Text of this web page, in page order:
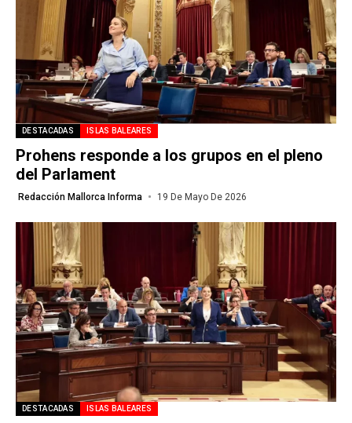
DESTACADAS ISLAS BALEARES
Prohens responde a los grupos en el pleno
del Parlament
Redacción Mallorca Informa 19 De Mayo De 2026
DESTACADAS ISLAS BALEARES